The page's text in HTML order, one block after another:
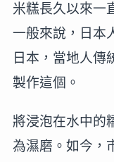
米糕長久以來一
一般來說，日本
日本，當地人傳
製作這個。
將浸泡在水中的
為濕磨。如今，